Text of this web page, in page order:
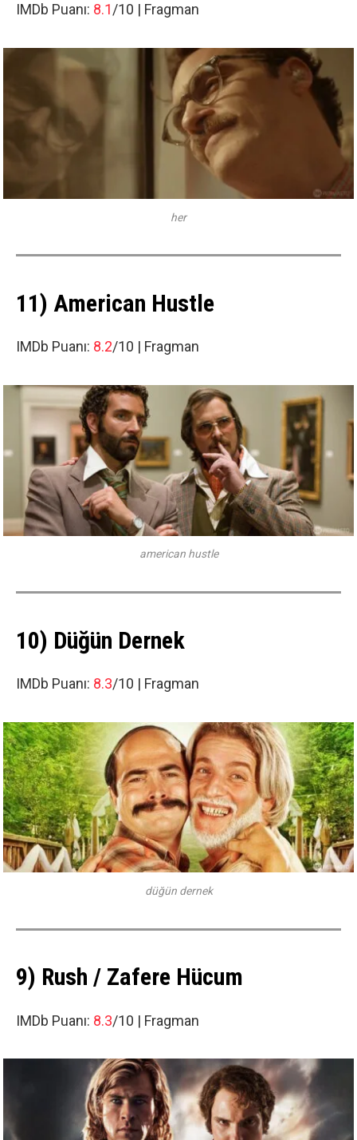
IMDb Puanı: 8.1/10 | Fragman
her
11) American Hustle
IMDb Puanı: 8.2/10 | Fragman
american hustle
10) Düğün Dernek
IMDb Puanı: 8.3/10 | Fragman
düğün dernek
9) Rush / Zafere Hücum
IMDb Puanı: 8.3/10 | Fragman